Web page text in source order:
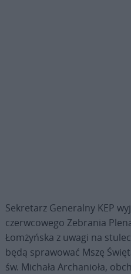
Sekretarz Generalny KEP
czerwcowego Zebrania
Łomżyńska z uwagi na
będą sprawować Mszę
św. Michała Archanioła,